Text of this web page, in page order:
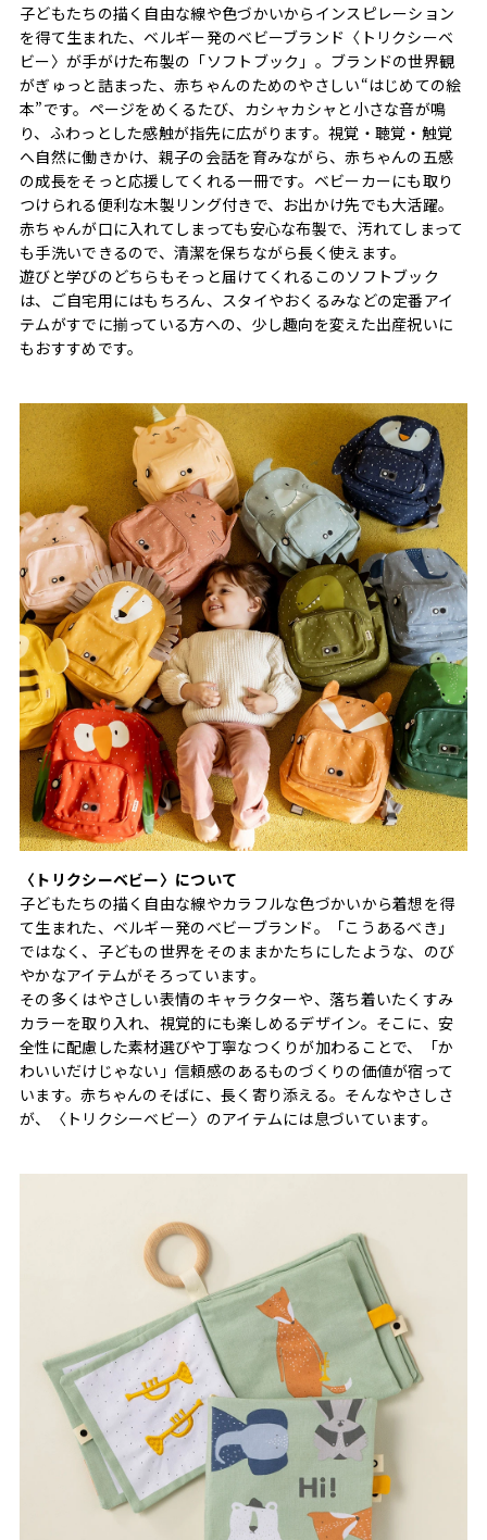
子どもたちの描く自由な線や色づかいからインスピレーション
を得て生まれた、ベルギー発のベビーブランド〈トリクシーベ
ビー〉が手がけた布製の「ソフトブック」。ブランドの世界観
がぎゅっと詰まった、赤ちゃんのためのやさしい“はじめての絵
本”です。ページをめくるたび、カシャカシャと小さな音が鳴
り、ふわっとした感触が指先に広がります。視覚・聴覚・触覚
へ自然に働きかけ、親子の会話を育みながら、赤ちゃんの五感
の成長をそっと応援してくれる一冊です。ベビーカーにも取り
つけられる便利な木製リング付きで、お出かけ先でも大活躍。
赤ちゃんが口に入れてしまっても安心な布製で、汚れてしまって
も手洗いできるので、清潔を保ちながら長く使えます。
遊びと学びのどちらもそっと届けてくれるこのソフトブック
は、ご自宅用にはもちろん、スタイやおくるみなどの定番アイ
テムがすでに揃っている方への、少し趣向を変えた出産祝いに
もおすすめです。
〈トリクシーベビー〉について
子どもたちの描く自由な線やカラフルな色づかいから着想を得
て生まれた、ベルギー発のベビーブランド。「こうあるべき」
ではなく、子どもの世界をそのままかたちにしたような、のび
やかなアイテムがそろっています。
その多くはやさしい表情のキャラクターや、落ち着いたくすみ
カラーを取り入れ、視覚的にも楽しめるデザイン。そこに、安
全性に配慮した素材選びや丁寧なつくりが加わることで、「か
わいいだけじゃない」信頼感のあるものづくりの価値が宿って
います。赤ちゃんのそばに、長く寄り添える。そんなやさしさ
が、〈トリクシーベビー〉のアイテムには息づいています。